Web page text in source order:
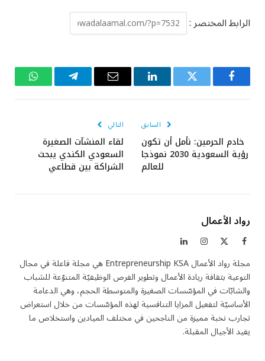
الرابط المختصر :
فيسبوك تويتر لينكدإن
البريد
تيلقرام واتساب
السابق
خادم الحرمين: نأمل أن تكون
رؤية السعودية 2030 نموذجا
للعالم
التالي
لقاء المنشآت الصغيرة
السعودي الكندي يبحث
الشراكة بين قطاعي
رواد الأعمال
فيسبوك الانستغراملينكدإن
مجلة رواد الأعمال Entrepreneurship KSA هي مجلة فاعلة في مجال
التوعية بثقافة ريادة الأعمال وتطوير الفرص الوظيفيّة المتنوّعة للشباب
والشابّات في المؤسّسات الصغيرة والمتوسطة الحجم، وهي الدعامة
الأساسيّة لتفعيل المزايا التنافسية لهذه المؤسّسات من خلال استعراض
تجارب نخبة مميزة من الناجحين في مختلف الميادين واستخلاص ما
يفيد الأجيال المقبلة.